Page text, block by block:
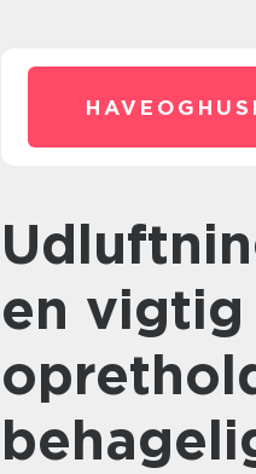
Udluftning af badeværelset er
en